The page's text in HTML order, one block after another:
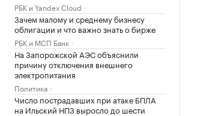
РБК и Yandex Cloud
Зачем малому и среднему бизнесу
облигации и что важно знать о бирже
РБК и МСП Банк
На Запорожской АЭС объяснили
причину отключения внешнего
электропитания
Политика
Число пострадавших при атаке БПЛА
на Ильский НПЗ выросло до шести